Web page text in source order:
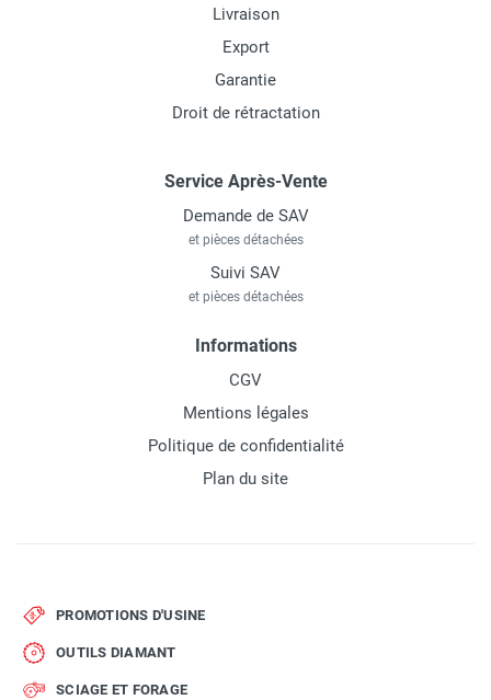
Livraison
Export
Garantie
Droit de rétractation
Service Après-Vente
Demande de SAV
et pièces détachées
Suivi SAV
et pièces détachées
Informations
CGV
Mentions légales
Politique de confidentialité
Plan du site
PROMOTIONS D'USINE
OUTILS DIAMANT
SCIAGE ET FORAGE